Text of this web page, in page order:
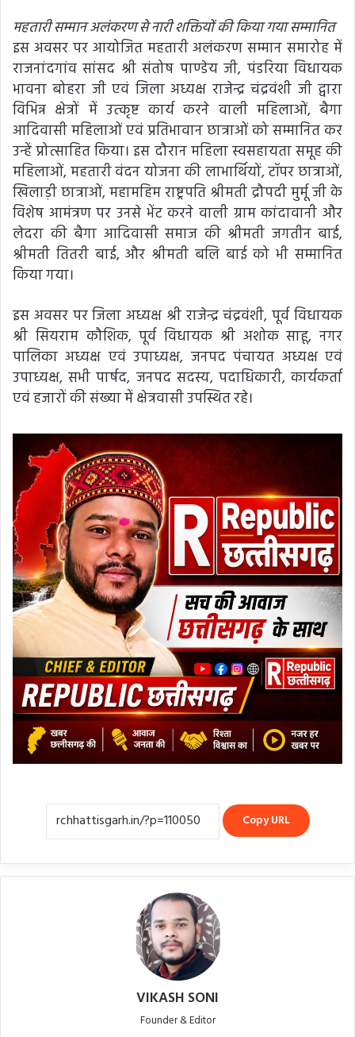
महतारी सम्मान अलंकरण से नारी शक्तियों की किया गया सम्मानित
इस अवसर पर आयोजित महतारी अलंकरण सम्मान समारोह में
राजनांदगांव सांसद श्री संतोष पाण्डेय जी, पंडरिया विधायक
भावना बोहरा जी एवं जिला अध्यक्ष राजेन्द्र चंद्रवंशी जी द्वारा
विभिन्न क्षेत्रों में उत्कृष्ट कार्य करने वाली महिलाओं, बैगा
आदिवासी महिलाओं एवं प्रतिभावान छात्राओं को सम्मानित कर
उन्हें प्रोत्साहित किया। इस दौरान महिला स्वसहायता समूह की
महिलाओं, महतारी वंदन योजना की लाभार्थियों, टॉपर छात्राओं,
खिलाड़ी छात्राओं, महामहिम राष्ट्रपति श्रीमती द्रौपदी मुर्मू जी के
विशेष आमंत्रण पर उनसे भेंट करने वाली ग्राम कांदावानी और
लेदरा की बैगा आदिवासी समाज की श्रीमती जगतीन बाई,
श्रीमती तितरी बाई, और श्रीमती बलि बाई को भी सम्मानित
किया गया।
इस अवसर पर जिला अध्यक्ष श्री राजेन्द्र चंद्रवंशी, पूर्व विधायक
श्री सियराम कौशिक, पूर्व विधायक श्री अशोक साहू, नगर
पालिका अध्यक्ष एवं उपाध्यक्ष, जनपद पंचायत अध्यक्ष एवं
उपाध्यक्ष, सभी पार्षद, जनपद सदस्य, पदाधिकारी, कार्यकर्ता
एवं हजारों की संख्या में क्षेत्रवासी उपस्थित रहे।
Copy URL
VIKASH SONI
Founder & Editor